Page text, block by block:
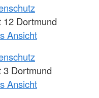
12 Dortmund
Ansicht
3 Dortmund
Ansicht